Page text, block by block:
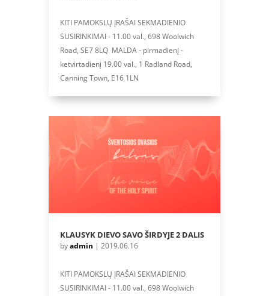
KITI PAMOKSLŲ ĮRAŠAI SEKMADIENIO
SUSIRINKIMAI - 11.00 val., 698 Woolwich
Road, SE7 8LQ MALDA - pirmadienį -
ketvirtadienį 19.00 val., 1 Radland Road,
Canning Town, E16 1LN
KLAUSYK DIEVO SAVO ŠIRDYJE 2 DALIS
byadmin | 2019.06.16
KITI PAMOKSLŲ ĮRAŠAI SEKMADIENIO
SUSIRINKIMAI - 11.00 val., 698 Woolwich